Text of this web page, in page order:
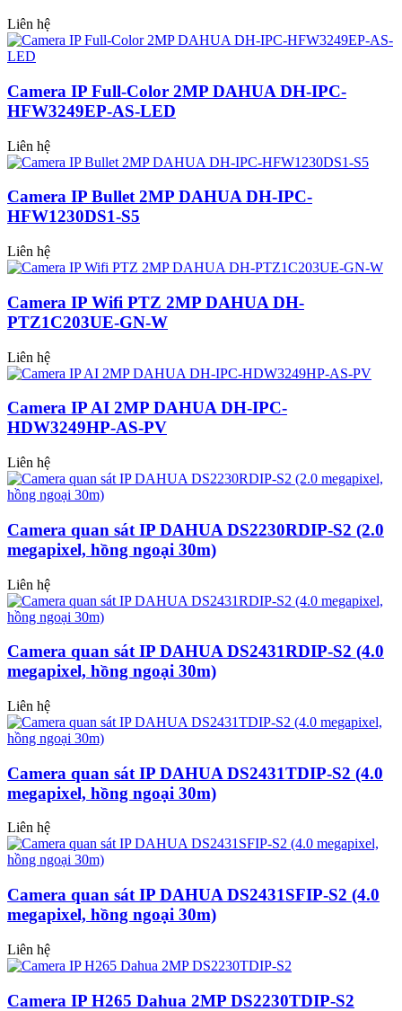
Liên hệ
Camera IP Full-Color 2MP DAHUA DH-IPC-
HFW3249EP-AS-LED
Liên hệ
Camera IP Bullet 2MP DAHUA DH-IPC-
HFW1230DS1-S5
Liên hệ
Camera IP Wifi PTZ 2MP DAHUA DH-
PTZ1C203UE-GN-W
Liên hệ
Camera IP AI 2MP DAHUA DH-IPC-
HDW3249HP-AS-PV
Liên hệ
Camera quan sát IP DAHUA DS2230RDIP-S2 (2.0
megapixel, hồng ngoại 30m)
Liên hệ
Camera quan sát IP DAHUA DS2431RDIP-S2 (4.0
megapixel, hồng ngoại 30m)
Liên hệ
Camera quan sát IP DAHUA DS2431TDIP-S2 (4.0
megapixel, hồng ngoại 30m)
Liên hệ
Camera quan sát IP DAHUA DS2431SFIP-S2 (4.0
megapixel, hồng ngoại 30m)
Liên hệ
Camera IP H265 Dahua 2MP DS2230TDIP-S2